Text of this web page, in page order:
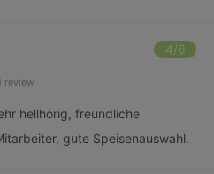
4/6
review
hellhörig, freundliche
gute Speisenauswahl.